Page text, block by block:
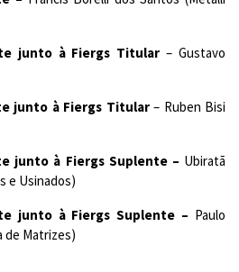
junto à Fiergs Titular– Gustavo
junto à Fiergs Titular– Ruben Bisi
junto à Fiergs Suplente – Ubiratã
e Usinados)
junto à Fiergs Suplente – Paulo
de Matrizes)